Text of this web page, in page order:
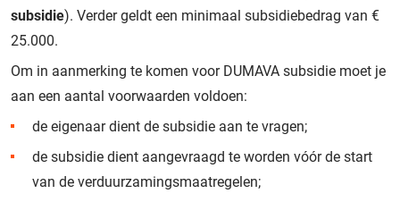
subsidie). Verder geldt een minimaal subsidiebedrag van €
25.000.
Om in aanmerking te komen voor DUMAVA subsidie moet je
aan een aantal voorwaarden voldoen:
de eigenaar dient de subsidie aan te vragen;
de subsidie dient aangevraagd te worden vóór de start
van de verduurzamingsmaatregelen;